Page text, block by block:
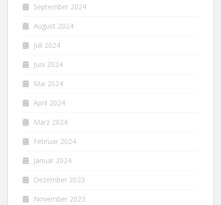
September 2024
August 2024
Juli 2024
Juni 2024
Mai 2024
April 2024
März 2024
Februar 2024
Januar 2024
Dezember 2023
November 2023